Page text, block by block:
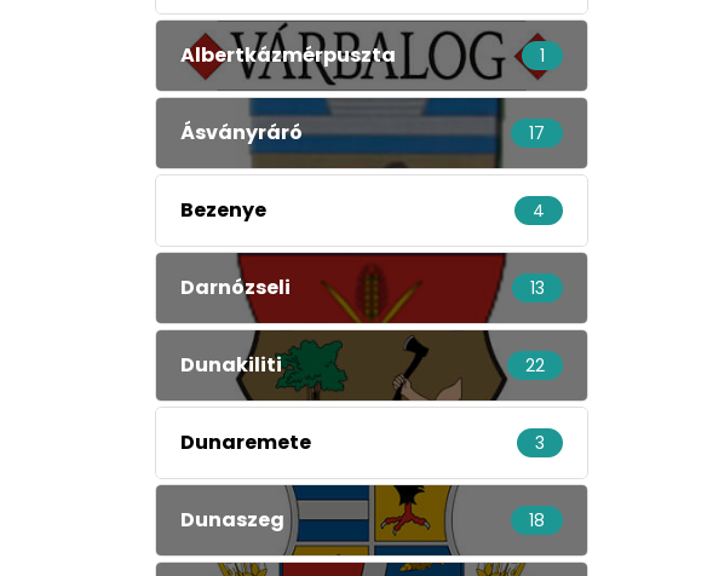
Albertkázmérpuszta 1
Ásványráró 17
Bezenye 4
Darnózseli 13
Dunakiliti 22
Dunaremete 3
Dunaszeg 18